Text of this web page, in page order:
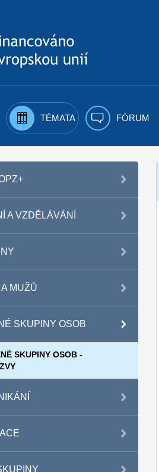
TÉMATA FÓRUM
A VZDĚLÁVÁNÍ
MUŽŮ
SKUPINY OSOB
SKUPINY OSOB -